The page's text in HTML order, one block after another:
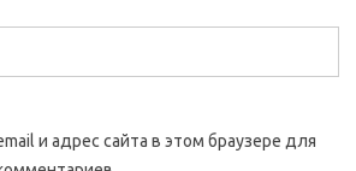
и адрес сайта в этом браузере для